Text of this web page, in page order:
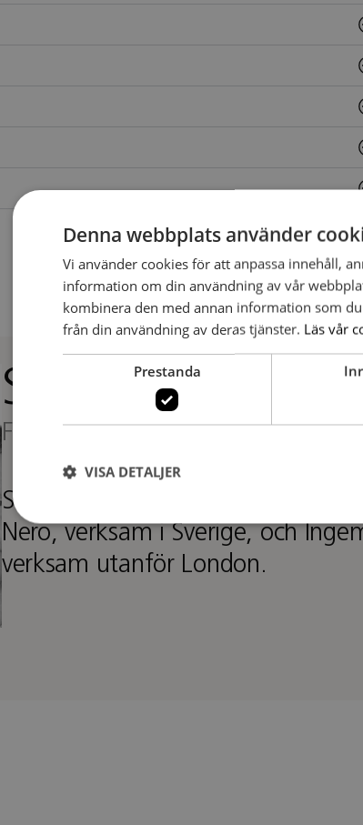
Studio JOOY
Formgivare
Studio JOOY består av
Nero, verksam i Sverige, och
verksam utanför London.
Denna webbplats använder
Vi använder cookies för att anpassa innehåll,
information om din användning av vår
kombinera den med annan information som
från din användning av deras tjänster. Läs vår
Prestanda
VISA DETALJER